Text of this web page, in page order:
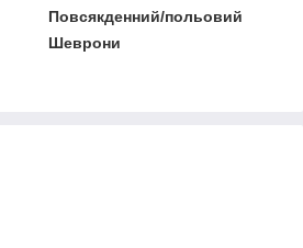
Повсякденний/польовий
Шеврони